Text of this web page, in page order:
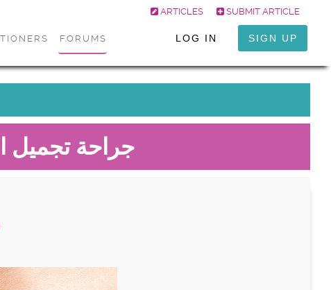
ARTICLES SUBMIT ARTICLE
FORUMS LOG IN SIGN UP
جراحة تجميل